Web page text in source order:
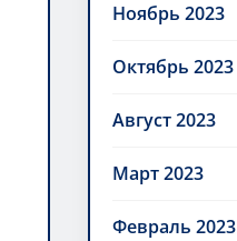
Ноябрь 2023
Октябрь 2023
Август 2023
Март 2023
Февраль 2023